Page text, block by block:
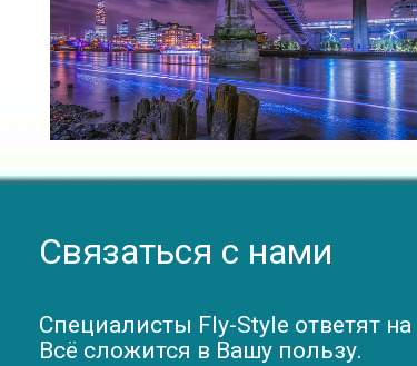
Связаться с нами
Специалисты Fly-Style ответят
Всё сложится в Вашу пользу.